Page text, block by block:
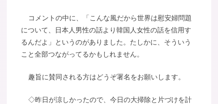
コメントの中に、「こんな風だから世界は慰安婦問題
について、日本人男性の話より韓国人女性の話を信用す
るんだよ」というのがありました。たしかに、そういう
こと全部つながってるかもしれません。
趣旨に賛同される方はどうぞ署名をお願いします。
◇昨日が涼しかったので、今日の大掃除と片づけを計